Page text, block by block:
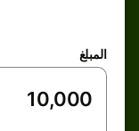
المبلغ